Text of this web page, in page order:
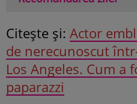
Citeşte şi: Actor
de nerecunoscut
Los Angeles. Cum a
paparazzi